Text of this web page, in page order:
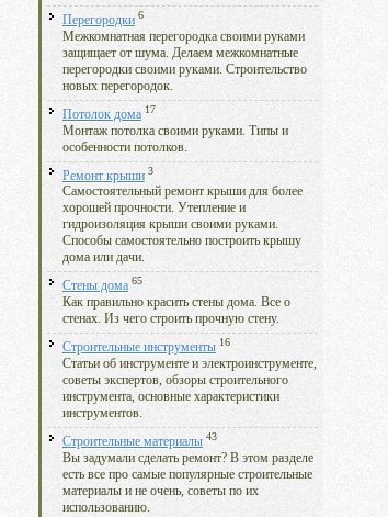
Перегородки 6
Межкомнатная перегородка своими руками
защищает от шума. Делаем межкомнатные
перегородки своими руками. Строительство
новых перегородок.
Потолок дома 17
Монтаж потолка своими руками. Типы и
особенности потолков.
Ремонт крыши 3
Самостоятельный ремонт крыши для более
хорошей прочности. Утепление и
гидроизоляция крыши своими руками.
Способы самостоятельно построить крышу
дома или дачи.
Стены дома 65
Как правильно красить стены дома. Все о
стенах. Из чего строить прочную стену.
Строительные инструменты 16
Статьи об инструменте и электроинструменте,
советы экспертов, обзоры строительного
инструмента, основные характеристики
инструментов.
Строительные материалы 43
Вы задумали сделать ремонт? В этом разделе
есть все про самые популярные строительные
материалы и не очень, советы по их
использованию.